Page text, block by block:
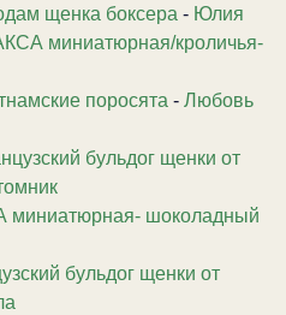
щенка боксера - Юлия
миниатюрная/кроличья-
поросята - Любовь
бульдог щенки от
миниатюрная- шоколадный
бульдог щенки от